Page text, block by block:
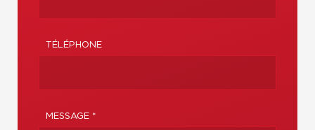
TÉLÉPHONE
MESSAGE *